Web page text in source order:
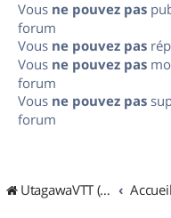
Vous ne pouvez pas
forum
Vous ne pouvez pas
Vous ne pouvez pas
forum
Vous ne pouvez pas
forum
UtagawaVTT (Randos VTT et VTTAE avec traces GPS)